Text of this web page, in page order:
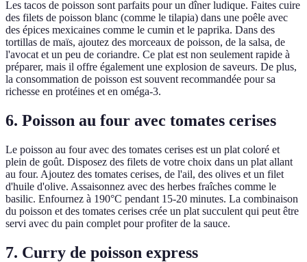
Les tacos de poisson sont parfaits pour un dîner ludique. Faites cuire
des filets de poisson blanc (comme le tilapia) dans une poêle avec
des épices mexicaines comme le cumin et le paprika. Dans des
tortillas de maïs, ajoutez des morceaux de poisson, de la salsa, de
l'avocat et un peu de coriandre. Ce plat est non seulement rapide à
préparer, mais il offre également une explosion de saveurs. De plus,
la consommation de poisson est souvent recommandée pour sa
richesse en protéines et en oméga-3.
6. Poisson au four avec tomates cerises
Le poisson au four avec des tomates cerises est un plat coloré et
plein de goût. Disposez des filets de votre choix dans un plat allant
au four. Ajoutez des tomates cerises, de l'ail, des olives et un filet
d'huile d'olive. Assaisonnez avec des herbes fraîches comme le
basilic. Enfournez à 190°C pendant 15-20 minutes. La combinaison
du poisson et des tomates cerises crée un plat succulent qui peut être
servi avec du pain complet pour profiter de la sauce.
7. Curry de poisson express